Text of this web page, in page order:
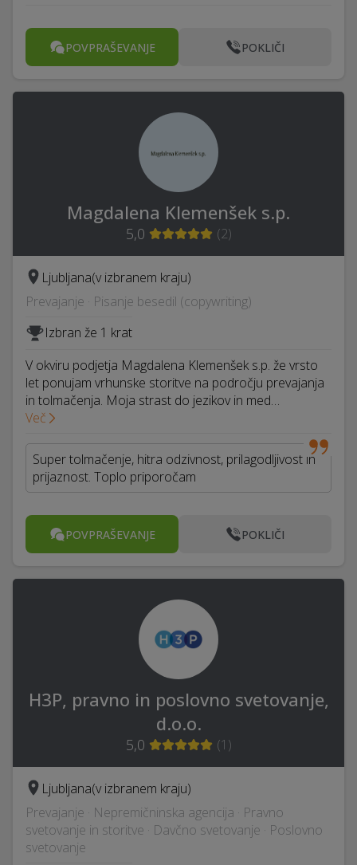
POVPRAŠEVANJE POKLIČI
Magdalena Klemenšek s.p.
5,0 (2)
Ljubljana(v izbranem kraju)
Prevajanje · Pisanje besedil (copywriting)
Izbran že 1 krat
V okviru podjetja Magdalena Klemenšek s.p. že vrsto
let ponujam vrhunske storitve na področju prevajanja
in tolmačenja. Moja strast do jezikov in med…
Več
Super tolmačenje, hitra odzivnost, prilagodljivost in
prijaznost. Toplo priporočam
POVPRAŠEVANJE POKLIČI
H3P, pravno in poslovno svetovanje,
d.o.o.
5,0 (1 )
Ljubljana(v izbranem kraju)
Prevajanje · Nepremičninska agencija · Pravno
svetovanje in storitve · Davčno svetovanje · Poslovno
svetovanje